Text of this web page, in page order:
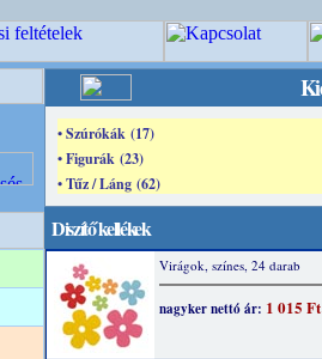
• Szúrókák (17)
• Figurák (23)
• Tűz / Láng (62)
Diszítő kellékek
Virágok, színes, 24 darab
nagyker nettó ár: 1 015 Ft